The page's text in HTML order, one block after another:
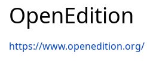
OpenEdition
https://www.openedition.org/